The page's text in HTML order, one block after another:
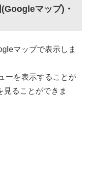
マップ)・
マップで表示しま
ーを表示することが
見ることができま